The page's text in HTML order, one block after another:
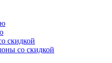
скидкой
со скидкой